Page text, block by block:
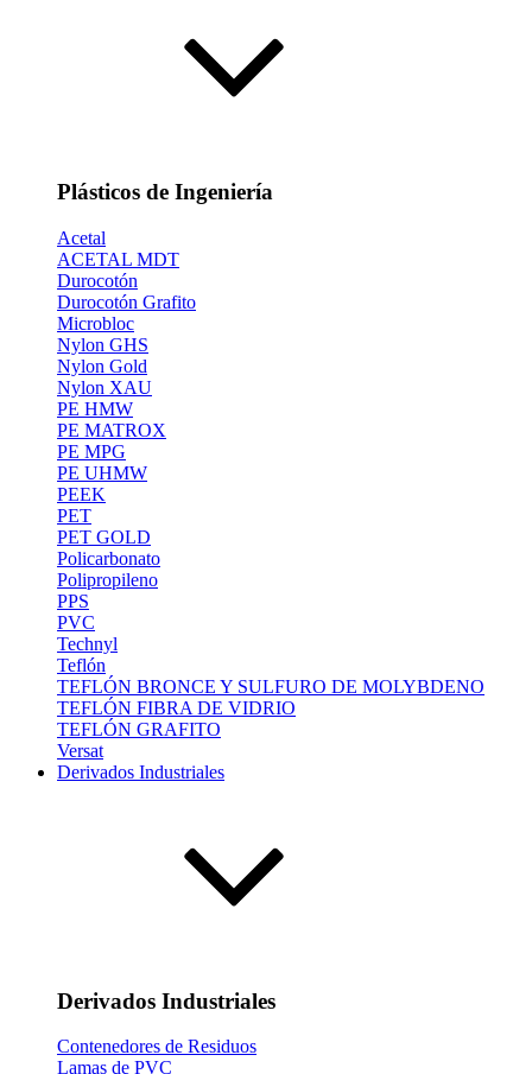
Plásticos de Ingeniería
Acetal
ACETAL MDT
Durocotón
Durocotón Grafito
Microbloc
Nylon GHS
Nylon Gold
Nylon XAU
PE HMW
PE MATROX
PE MPG
PE UHMW
PEEK
PET
PET GOLD
Policarbonato
Polipropileno
PPS
PVC
Technyl
Teflón
TEFLÓN BRONCE Y SULFURO DE MOLYBDENO
TEFLÓN FIBRA DE VIDRIO
TEFLÓN GRAFITO
Versat
Derivados Industriales
Derivados Industriales
Contenedores de Residuos
Lamas de PVC